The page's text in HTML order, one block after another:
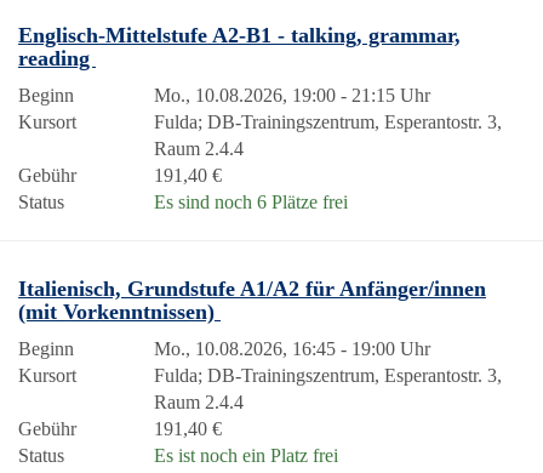
Englisch-Mittelstufe A2-B1 - talking, grammar,
reading
Beginn
Mo., 10.08.2026, 19:00 - 21:15 Uhr
Kursort
Fulda; DB-Trainingszentrum, Esperantostr. 3,
Raum 2.4.4
Gebühr
191,40 €
Status
Es sind noch 6 Plätze frei
Italienisch, Grundstufe A1/A2 für Anfänger/innen
(mit Vorkenntnissen)
Beginn
Mo., 10.08.2026, 16:45 - 19:00 Uhr
Kursort
Fulda; DB-Trainingszentrum, Esperantostr. 3,
Raum 2.4.4
Gebühr
191,40 €
Status
Es ist noch ein Platz frei